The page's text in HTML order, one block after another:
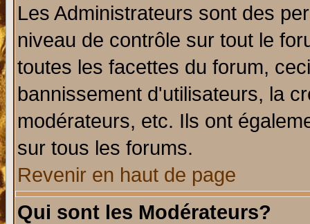
Les Administrateurs sont des
niveau de contrôle sur tout le
toutes les facettes du forum,
bannissement d'utilisateurs, la
modérateurs, etc. Ils ont
sur tous les forums.
Revenir en haut de page
Qui sont les Modérateurs?